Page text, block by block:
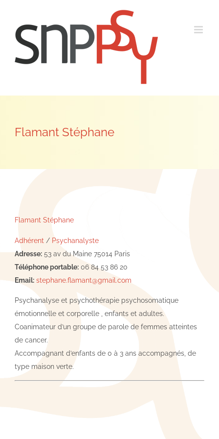
contenu
Flamant Stéphane
Flamant Stéphane
Adhérent / Psychanalyste
Adresse: 53 av du Maine 75014 Paris
Téléphone portable: 06 84 53 86 20
Email: stephane.flamant@gmail.com
Psychanalyse et psychothérapie psychosomatique
émotionnelle et corporelle , enfants et adultes.
Coanimateur d’un groupe de parole de femmes atteintes
de cancer.
Accompagnant d’enfants de 0 à 3 ans accompagnés, de
type maison verte.